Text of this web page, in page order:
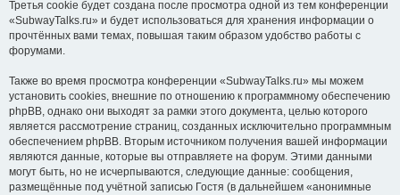
Третья cookie будет создана после просмотра одной из тем конференции
«SubwayTalks.ru» и будет использоваться для хранения информации о
прочтённых вами темах, повышая таким образом удобство работы с
форумами.
Также во время просмотра конференции «SubwayTalks.ru» мы можем
установить cookies, внешние по отношению к программному обеспечению
phpBB, однако они выходят за рамки этого документа, целью которого
является рассмотрение страниц, созданных исключительно программным
обеспечением phpBB. Вторым источником получения вашей информации
являются данные, которые вы отправляете на форум. Этими данными
могут быть, но не исчерпываются, следующие данные: сообщения,
размещённые под учётной записью Гостя (в дальнейшем «анонимные